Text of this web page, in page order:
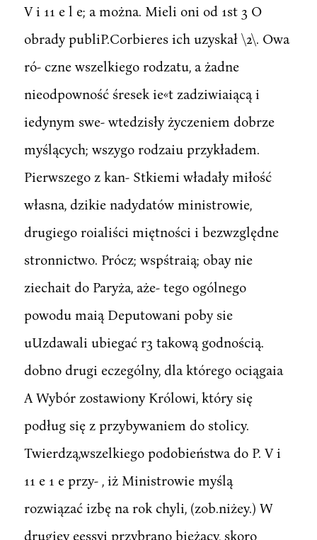
V i 11 e l e; a można. Mieli oni od 1st 3 O
obrady publiP.Corbieres ich uzyskał \2\. Owa
ró- czne wszelkiego rodzatu, a żadne
nieodpowność śresek ie«t zadziwiaiącą i
iedynym swe- wtedzisły życzeniem dobrze
myślących; wszygo rodzaiu przykładem.
Pierwszego z kan- Stkiemi władały miłość
własna, dzikie nadydatów ministrowie,
drugiego roialiści miętności i bezwzględne
stronnictwo. Prócz; wspśtraią; obay nie
ziechait do Paryża, aże- tego ogólnego
powodu maią Deputowani poby sie
uUzdawali ubiegać r3 takową godnością.
dobno drugi eczególny, dla którego ociągaia
A Wybór zostawiony Królowi, który się
podług się z przybywaniem do stolicy.
Twierdzą,wszelkiego podobieństwa do P. V i
11 e 1 e przy- , iż Ministrowie myślą
rozwiązać izbę na rok chyli, (zob.niżey.) W
drugiey eessyi przybrano bieżący, skoro